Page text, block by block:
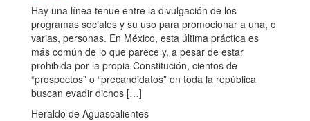
Hay una línea tenue entre la divulgación de los
programas sociales y su uso para promocionar a una, o
varias, personas. En México, esta última práctica es
más común de lo que parece y, a pesar de estar
prohibida por la propia Constitución, cientos de
“prospectos” o “precandidatos” en toda la república
buscan evadir dichos […]
Heraldo de Aguascalientes